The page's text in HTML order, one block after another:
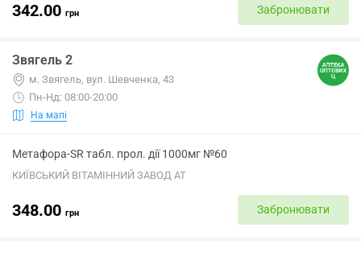
342.00 грн Забронювати
Звягель 2
м. Звягель, вул. Шевченка, 43
Пн-Нд: 08:00-20:00
На мапі
Метафора-SR табл. прол. дії 1000мг №60
КИЇВСЬКИЙ ВІТАМІННИЙ ЗАВОД АТ
348.00 грн Забронювати